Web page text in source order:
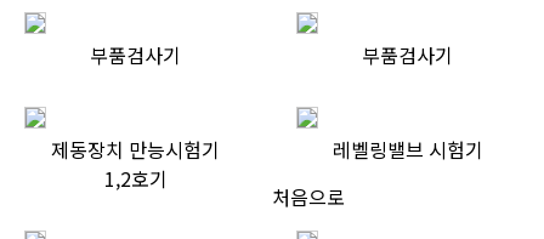
부품검사기 부품검사기
제동장치 만능시험기
1,2호기
레벨링밸브 시험기
처음으로